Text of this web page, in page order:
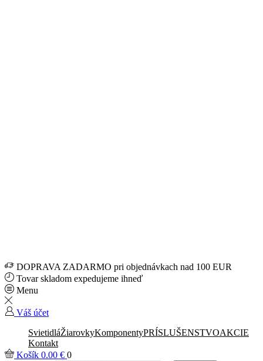
DOPRAVA ZADARMO pri objednávkach nad 100 EUR
Tovar skladom expedujeme ihneď
Menu
Váš účet
SvietidláŽiarovkyKomponentyPRÍSLUŠENSTVOAKCIE
Kontakt
Košík 0.00 € 0